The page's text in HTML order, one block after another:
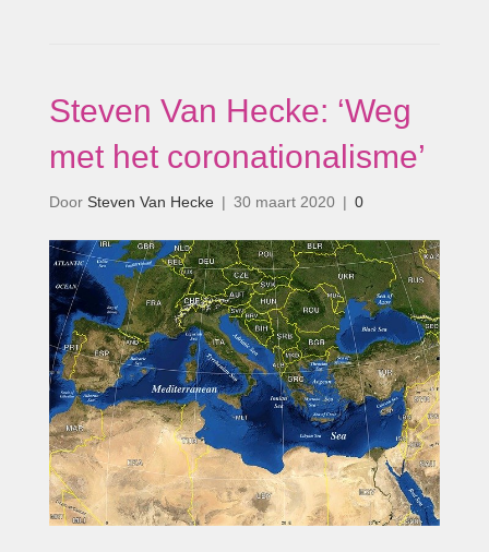
Steven Van Hecke: ‘Weg
met het coronationalisme’
Door Steven Van Hecke | 30 maart 2020 | 0